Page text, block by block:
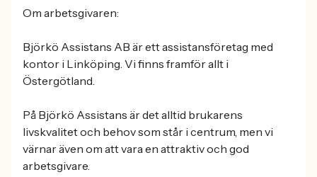
Om arbetsgivaren:
Björkö Assistans AB är ett assistansföretag med
kontor i Linköping. Vi finns framför allt i
Östergötland.
På Björkö Assistans är det alltid brukarens
livskvalitet och behov som står i centrum, men vi
värnar även om att vara en attraktiv och god
arbetsgivare.